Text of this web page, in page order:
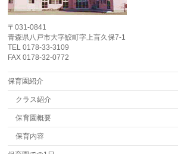
〒031-0841
青森県八戸市大字鮫町字上盲久保7-1
TEL 0178-33-3109
FAX 0178-32-0772
保育園紹介
クラス紹介
保育園概要
保育内容